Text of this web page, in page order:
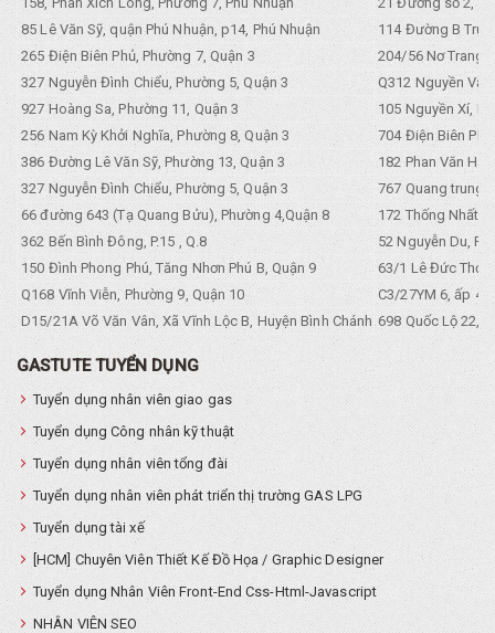
85 Lê Văn Sỹ, quận Phú Nhuận, p14, Phú Nhuận
114 Đường B
265 Điện Biên Phủ, Phường 7, Quận 3
204/56 Nơ Trang
327 Nguyễn Đình Chiểu, Phường 5, Quận 3
Q312 Nguyền
927 Hoàng Sa, Phường 11, Quận 3
105 Nguyền Xí,
256 Nam Kỳ Khởi Nghĩa, Phường 8, Quận 3
704 Điện Biên
386 Đường Lê Văn Sỹ, Phường 13, Quận 3
182 Phan Văn
327 Nguyễn Đình Chiểu, Phường 5, Quận 3
767 Quang trung,
66 đường 643 (Tạ Quang Bửu), Phường 4,Quận 8
172 Thống Nhất.
362 Bến Bình Đông, P.15 , Q.8
52 Nguyễn Du,
150 Đình Phong Phú, Tăng Nhơn Phú B, Quận 9
63/1 Lê Đức Thọ,
Q168 Vĩnh Viễn, Phường 9, Quận 10
C3/27YM 6, ấp 4,
D15/21A Võ Văn Vân, Xã Vĩnh Lộc B, Huyện Bình Chánh 698 Quốc Lộ 22,
GASTUTE TUYỂN DỤNG
Tuyển dụng nhân viên giao gas
Tuyển dụng Công nhân kỹ thuật
Tuyển dụng nhân viên tổng đài
Tuyển dụng nhân viên phát triển thị trường GAS LPG
Tuyển dụng tài xế
[HCM] Chuyên Viên Thiết Kế Đồ Họa / Graphic Designer
Tuyển dụng Nhân Viên Front-End Css-Html-Javascript
NHÂN VIÊN SEO